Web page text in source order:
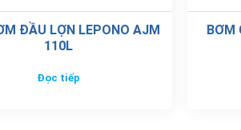
ĐẦU LỢN LEPONO AJM
110L
Đọc tiếp
BƠM